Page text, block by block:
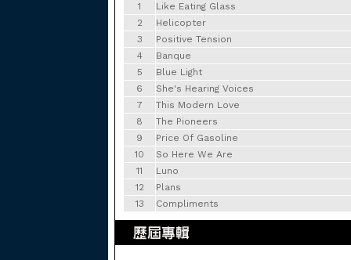
1
Like Eating Glass
2
Helicopter
3
Positive Tension
4
Banque
5
Blue Light
6
She's Hearing Voices
7
This Modern Love
8
The Pioneers
9
Price Of Gasoline
10
So Here We Are
11
Luno
12
Plans
13
Compliments